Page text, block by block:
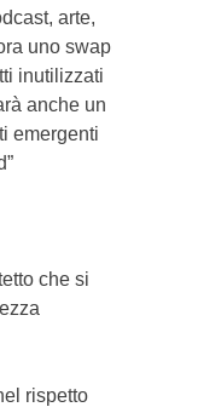
arte,
uno swap
inutilizzati
anche un
emergenti
che si
rispetto